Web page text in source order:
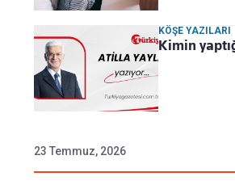
KÖŞE YAZILARI
Kimin
23 Temmuz, 2026